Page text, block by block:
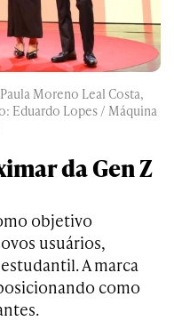
Moreno Leal Costa,
Eduardo Lopes / Máquina
da Gen Z
objetivo
usuários,
A marca
como